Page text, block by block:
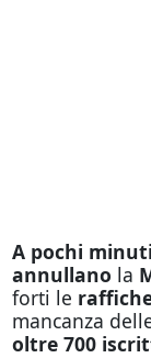
A pochi
annullano la
forti le
mancanza
oltre 700